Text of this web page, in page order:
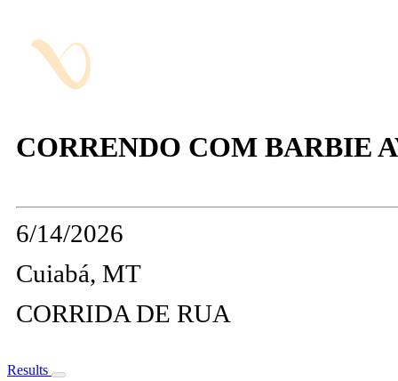
CORRENDO COM BARBIE
6/14/2026
Cuiabá, MT
CORRIDA DE RUA
Results